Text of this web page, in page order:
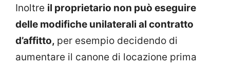
Inoltre il proprietario non può eseguire
delle modifiche unilaterali al contratto
d’affitto, per esempio decidendo di
aumentare il canone di locazione prima